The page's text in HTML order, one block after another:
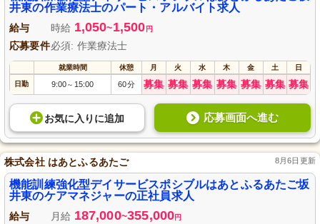
業療法士の資格が必要です。
井東の作業療法士のパート・アルバイト求人
給与 時給 1,050~1,500 円
応募要件必須: 作業療法士
就業時間 休憩 月 火 水 木 金 土 日
日勤 9:00～ 15:00 60分 募集 募集 募集 募集 募集 募集 募集
お気に入り に追加 応募画面へ進む
株式会社 はあとふるあたご 8月6日更新
機能訓練強化型デイサービスポシブルはあとふるあたご坂
井東のケアマネジャーの正社員求人
給与 月給 187,000~355,000円